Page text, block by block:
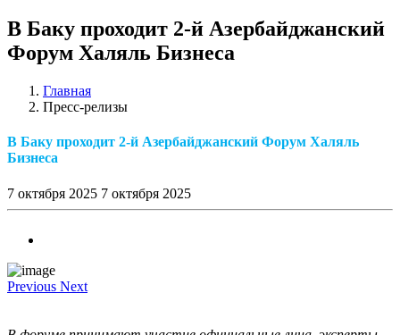
В Баку проходит 2-й Азербайджанский
Форум Халяль Бизнеса
Главная
Пресс-релизы
В Баку проходит 2-й Азербайджанский Форум Халяль
Бизнеса
7 октября 2025 7 октября 2025
Previous Next